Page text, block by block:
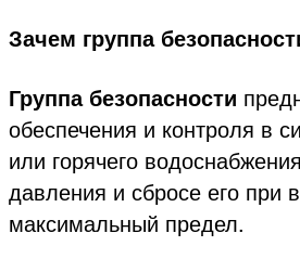
Зачем группа
Группа безопасности
обеспечения и контроля в
или горячего
давления и сбросе его при
максимальный предел.